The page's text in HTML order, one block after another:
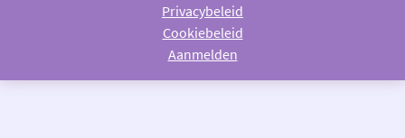
Privacybeleid
Cookiebeleid
Aanmelden